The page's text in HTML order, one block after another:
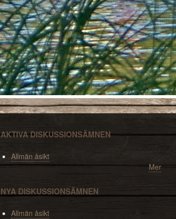
AKTIVA DISKUSSIONSÄMNEN
Allmän åsikt
Mer
NYA DISKUSSIONSÄMNEN
Allmän åsikt